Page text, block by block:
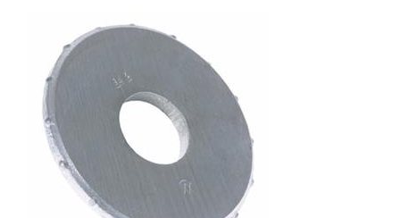
película espessa, tais como materiais
frios ou termoplásticos Adequado para
Von Arx VA 30, VA 30 SH